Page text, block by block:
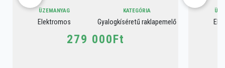
ÜZEMANYAG
Elektromos
KATEGÓRIA
Gyalogkíséretű raklapemelő
279 000Ft